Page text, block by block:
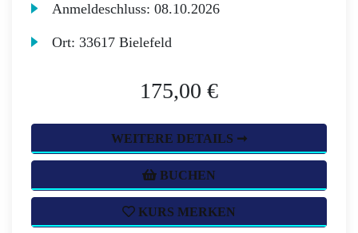
Anmeldeschluss:08.10.2026
Ort:33617 Bielefeld
175,00 €
WEITERE DETAILS ➞
BUCHEN
KURS MERKEN